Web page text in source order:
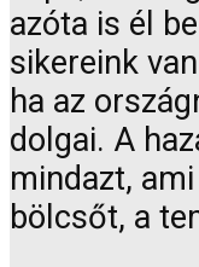
azóta is él
sikereink
ha az
dolgai. A
mindazt,
bölcsőt, a